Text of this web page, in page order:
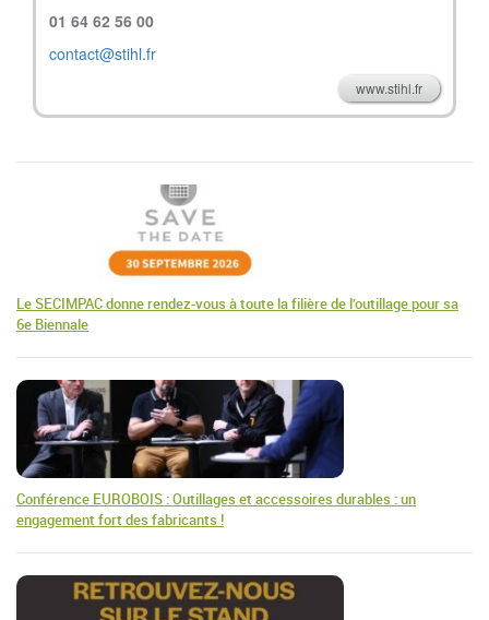
01 64 62 56 00
contact@stihl.fr
www.stihl.fr
Le SECIMPAC donne rendez-vous à toute la filière de l’outillage pour sa
6e Biennale
Conférence EUROBOIS : Outillages et accessoires durables : un
engagement fort des fabricants !